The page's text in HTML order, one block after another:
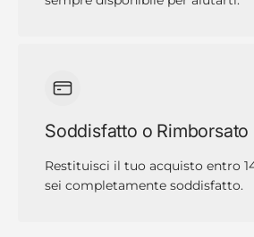
Soddisfatto o Rimborsato
Restituisci il tuo acquisto entro
sei completamente soddisfatto.